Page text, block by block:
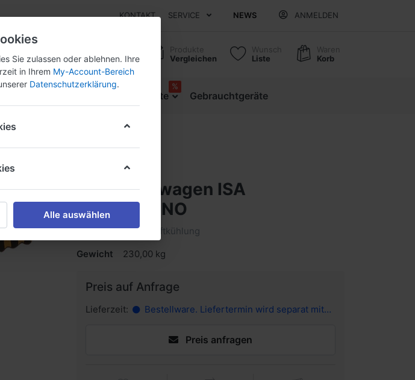
KONTAKT SERVICE NEWS ANMELDEN
Produkte
Vergleichen
Wunsch
Liste
Waren
Korb
Angebote
%
Gebrauchtgeräte
Speiseeiswagen ISA
CARRETTINO
steckerfertig, Umluftkühlung
Gewicht
230,00 kg
Preis auf Anfrage
Lieferzeit: Bestellware. Liefertermin wird separat mitgeteilt.
Preis anfragen
Sie zulassen oder ablehnen. Ihre
in Ihrem My-Account-Bereich
Datenschutzerklärung.
Alle auswählen